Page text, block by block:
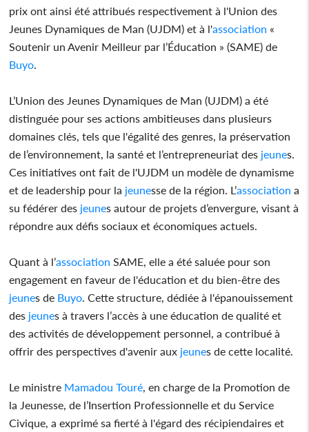
prix ont ainsi été attribués respectivement à l'Union des
Jeunes Dynamiques de Man (UJDM) et à l'association «
Soutenir un Avenir Meilleur par l’Éducation » (SAME) de
Buyo
L’Union des Jeunes Dynamiques de Man (UJDM) a été
distinguée pour ses actions ambitieuses dans plusieurs
domaines clés, tels que l'égalité des genres, la préservation
de l’environnement, la santé et l’entrepreneuriat des jeunes.
Ces initiatives ont fait de l'UJDM un modèle de dynamisme
et de leadership pour la jeunesse de la région. L’association a
su fédérer des jeunes autour de projets d’envergure, visant à
répondre aux défis sociaux et économiques actuels.
Quant à l’association SAME, elle a été saluée pour son
engagement en faveur de l'éducation et du bien-être des
jeunes de Buyo . Cette structure, dédiée à l'épanouissement
des jeunes à travers l’accès à une éducation de qualité et
des activités de développement personnel, a contribué à
offrir des perspectives d'avenir aux jeunes de cette localité.
Le ministre Mamadou Touré , en charge de la Promotion de
la Jeunesse, de l’Insertion Professionnelle et du Service
Civique, a exprimé sa fierté à l'égard des récipiendaires et